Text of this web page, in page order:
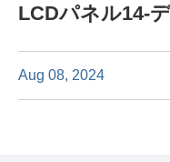
LCDパネル14-
Aug 08, 2024